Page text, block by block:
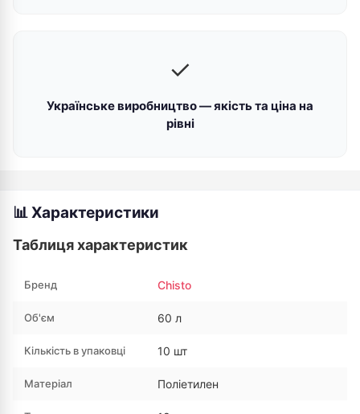
✓
Українське виробництво — якість та ціна на
рівні
📊 Характеристики
Таблиця характеристик
Бренд Chisto
Об'єм 60 л
Кількість в упаковці 10 шт
Матеріал Поліетилен